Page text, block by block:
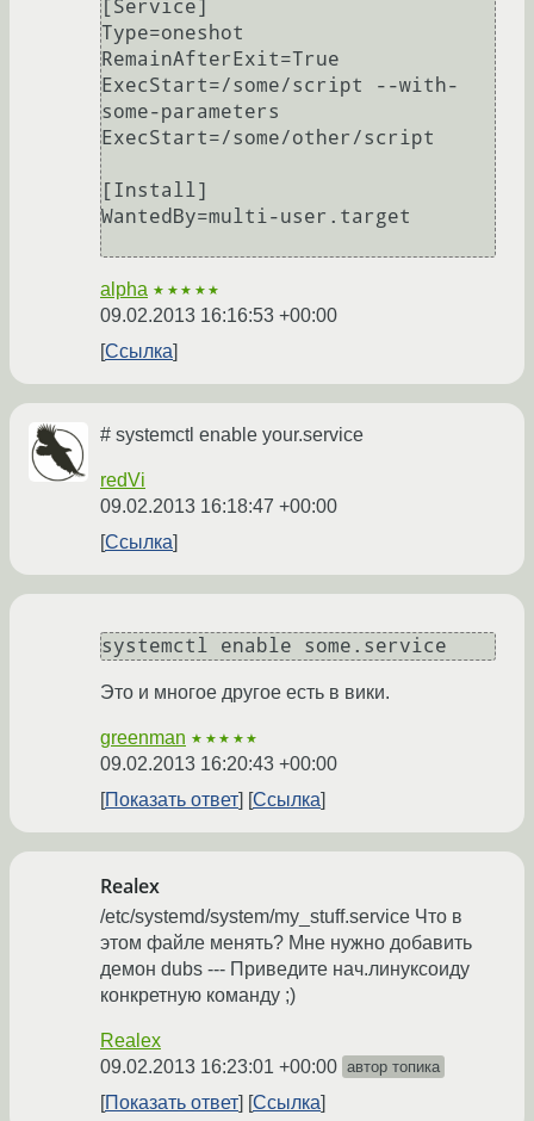
[Service]
Type=oneshot
RemainAfterExit=True
ExecStart=/some/script --with-
some-parameters
ExecStart=/some/other/script
[Install]
WantedBy=multi-user.target
alpha ★★★★★
09.02.2013 16:16:53 +00:00
Ссылка
# systemctl enable your.service
redVi
09.02.2013 16:18:47 +00:00
Ссылка
Это и многое другое есть в вики.
greenman ★★★★★
09.02.2013 16:20:43 +00:00
Показать ответ
Ссылка
Realex
/etc/systemd/system/my_stuff.service Что в
этом файле менять? Мне нужно добавить
демон dubs --- Приведите нач.линуксоиду
конкретную команду ;)
Realex
09.02.2013 16:23:01 +00:00 автор топика
Показать ответ Ссылка